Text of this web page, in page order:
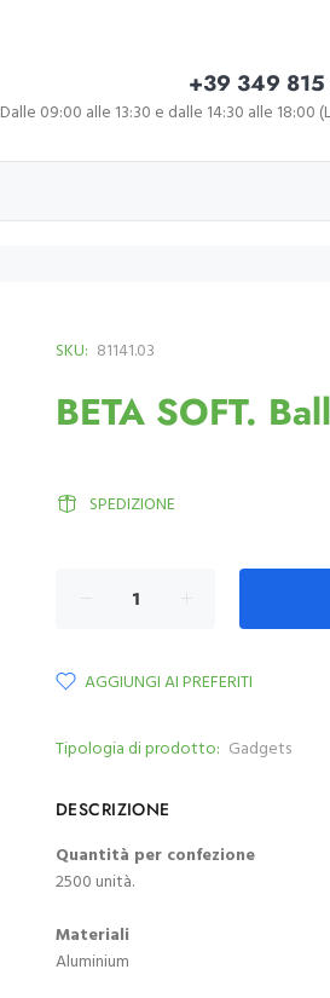
+39 349
Dalle 09:00 alle 13:30 e dalle 14:30 alle 18:00
SKU: 81141.03
BETA SOFT.
SPEDIZIONE
AGGIUNGI AI PREFERITI
Tipologia di prodotto: Gadgets
DESCRIZIONE
Quantità per confezione
2500 unità.
Materiali
Aluminium